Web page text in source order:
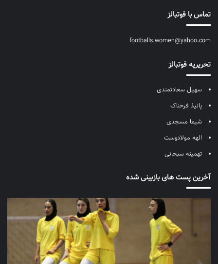
تماس با فوتبالز
footballs.women@yahoo.com
تحریریه فوتبالز
سهیل سعادتمندی
پانیذ فرحناک
شیما مسجدی
الهه مولادوست
تهمینه سبحانی
آخرین پست های بازبینی شده